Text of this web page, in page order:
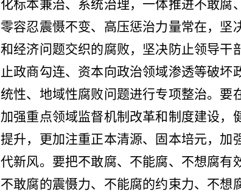
化标本兼治、系统治理，一体推进不敢
零容忍震慑不变、高压惩治力量常在，坚
和经济问题交织的腐败，坚决防止领导干
止政商勾连、资本向政治领域渗透等破
统性、地域性腐败问题进行专项整治。要
加强重点领域监督机制改革和制度建设，
提升，更加注重正本清源、固本培元，加
代新风。要把不敢腐、不能腐、不想腐有
不敢腐的震慑力、不能腐的约束力、不